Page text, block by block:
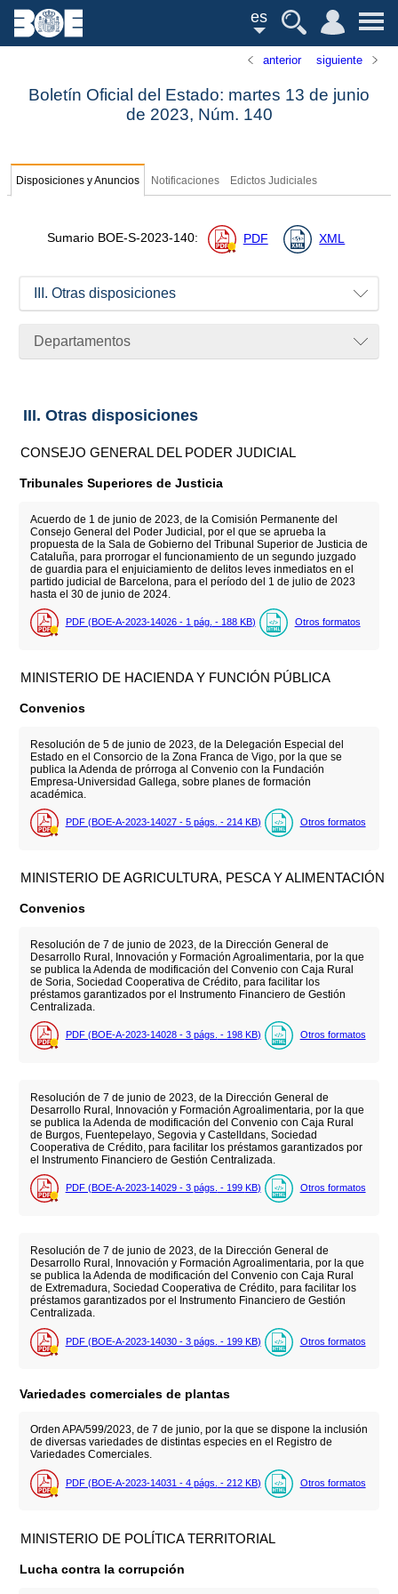
es
anterior siguiente
Boletín Oficial del Estado: martes 13 de junio
de 2023, Núm. 140
Disposiciones y Anuncios Notificaciones Edictos Judiciales
Sumario BOE-S-2023-140: PDF XML
III. Otras disposiciones
Departamentos
III. Otras disposiciones
CONSEJO GENERAL DEL PODER JUDICIAL
Tribunales Superiores de Justicia
Acuerdo de 1 de junio de 2023, de la Comisión Permanente del
Consejo General del Poder Judicial, por el que se aprueba la
propuesta de la Sala de Gobierno del Tribunal Superior de Justicia de
Cataluña, para prorrogar el funcionamiento de un segundo juzgado
de guardia para el enjuiciamiento de delitos leves inmediatos en el
partido judicial de Barcelona, para el período del 1 de julio de 2023
hasta el 30 de junio de 2024.
PDF (BOE-A-2023-14026 - 1 pág. - 188 KB) Otros formatos
MINISTERIO DE HACIENDA Y FUNCIÓN PÚBLICA
Convenios
Resolución de 5 de junio de 2023, de la Delegación Especial del
Estado en el Consorcio de la Zona Franca de Vigo, por la que se
publica la Adenda de prórroga al Convenio con la Fundación
Empresa-Universidad Gallega, sobre planes de formación
académica.
PDF (BOE-A-2023-14027 - 5 págs. - 214 KB) Otros formatos
MINISTERIO DE AGRICULTURA, PESCA Y ALIMENTACIÓN
Convenios
Resolución de 7 de junio de 2023, de la Dirección General de
Desarrollo Rural, Innovación y Formación Agroalimentaria, por la que
se publica la Adenda de modificación del Convenio con Caja Rural
de Soria, Sociedad Cooperativa de Crédito, para facilitar los
préstamos garantizados por el Instrumento Financiero de Gestión
Centralizada.
PDF (BOE-A-2023-14028 - 3 págs. - 198 KB) Otros formatos
Resolución de 7 de junio de 2023, de la Dirección General de
Desarrollo Rural, Innovación y Formación Agroalimentaria, por la que
se publica la Adenda de modificación del Convenio con Caja Rural
de Burgos, Fuentepelayo, Segovia y Castelldans, Sociedad
Cooperativa de Crédito, para facilitar los préstamos garantizados por
el Instrumento Financiero de Gestión Centralizada.
PDF (BOE-A-2023-14029 - 3 págs. - 199 KB) Otros formatos
Resolución de 7 de junio de 2023, de la Dirección General de
Desarrollo Rural, Innovación y Formación Agroalimentaria, por la que
se publica la Adenda de modificación del Convenio con Caja Rural
de Extremadura, Sociedad Cooperativa de Crédito, para facilitar los
préstamos garantizados por el Instrumento Financiero de Gestión
Centralizada.
PDF (BOE-A-2023-14030 - 3 págs. - 199 KB) Otros formatos
Variedades comerciales de plantas
Orden APA/599/2023, de 7 de junio, por la que se dispone la inclusión
de diversas variedades de distintas especies en el Registro de
Variedades Comerciales.
PDF (BOE-A-2023-14031 - 4 págs. - 212 KB) Otros formatos
MINISTERIO DE POLÍTICA TERRITORIAL
Lucha contra la corrupción